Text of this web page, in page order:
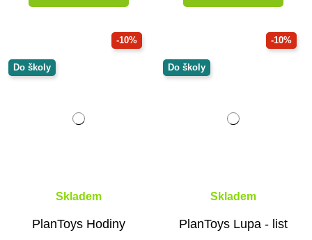
-10%
Do školy
Skladem
PlanToys Hodiny
-10%
Do školy
Skladem
PlanToys Lupa - list